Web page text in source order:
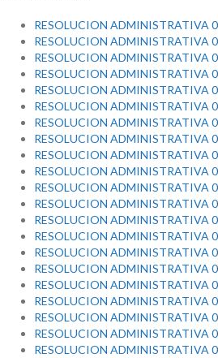
RESOLUCION ADMINISTRATIVA
RESOLUCION ADMINISTRATIVA
RESOLUCION ADMINISTRATIVA
RESOLUCION ADMINISTRATIVA
RESOLUCION ADMINISTRATIVA
RESOLUCION ADMINISTRATIVA
RESOLUCION ADMINISTRATIVA
RESOLUCION ADMINISTRATIVA
RESOLUCION ADMINISTRATIVA
RESOLUCION ADMINISTRATIVA
RESOLUCION ADMINISTRATIVA
RESOLUCION ADMINISTRATIVA
RESOLUCION ADMINISTRATIVA
RESOLUCION ADMINISTRATIVA
RESOLUCION ADMINISTRATIVA
RESOLUCION ADMINISTRATIVA
RESOLUCION ADMINISTRATIVA
RESOLUCION ADMINISTRATIVA
RESOLUCION ADMINISTRATIVA
RESOLUCION ADMINISTRATIVA
RESOLUCION ADMINISTRATIVA